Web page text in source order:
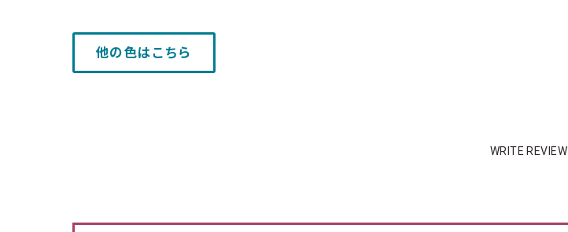
他の色はこちら
WRITE REVIEW